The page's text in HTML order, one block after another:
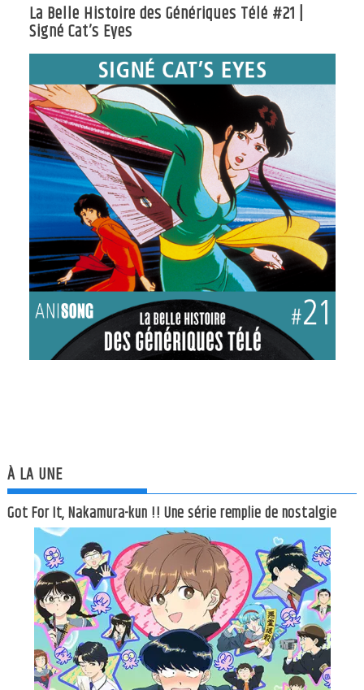
La Belle Histoire des Génériques Télé #21 |
Signé Cat’s Eyes
À LA UNE
Got For It, Nakamura-kun !! Une série remplie de nostalgie